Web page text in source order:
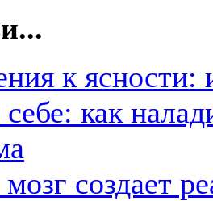
к ясности:
себе: как
создает